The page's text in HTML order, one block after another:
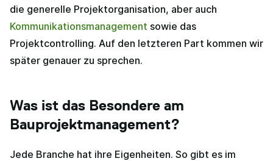
die generelle Projektorganisation, aber auch
Kommunikationsmanagement sowie das
Projektcontrolling. Auf den letzteren Part kommen wir
später genauer zu sprechen.
Was ist das Besondere am
Bauprojektmanagement?
Jede Branche hat ihre Eigenheiten. So gibt es im